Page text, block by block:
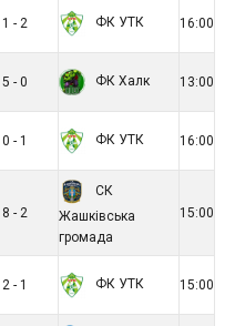
1 - 2 ФК УТК 16:00
5 - 0 ФК Халк 13:00
0 - 1 ФК УТК 16:00
8 - 2
СК
Жашківська
громада
15:00
2 - 1 ФК УТК 15:00